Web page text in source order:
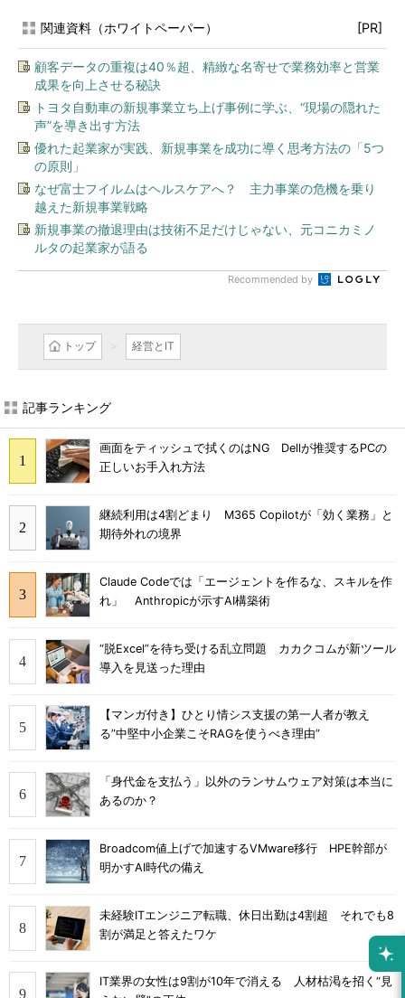
関連資料（ホワイトペーパー） [PR]
顧客データの重複は40％超、精緻な名寄せで業務効率と営業
成果を向上させる秘訣
トヨタ自動車の新規事業立ち上げ事例に学ぶ、“現場の隠れた
声”を導き出す方法
優れた起業家が実践、新規事業を成功に導く思考方法の「5つ
の原則」
なぜ富士フイルムはヘルスケアへ？ 主力事業の危機を乗り
越えた新規事業戦略
新規事業の撤退理由は技術不足だけじゃない、元コニカミノ
ルタの起業家が語る
Recommended by
トップ 経営とIT
記事ランキング
画面をティッシュで拭くのはNG Dellが推奨するPCの
正しいお手入れ方法
継続利用は4割どまり M365 Copilotが「効く業務」と
期待外れの境界
Claude Codeでは「エージェントを作るな、スキルを作
れ」 Anthropicが示すAI構築術
“脱Excel”を待ち受ける乱立問題 カカクコムが新ツール
導入を見送った理由
【マンガ付き】ひとり情シス支援の第一人者が教え
る”中堅中小企業こそRAGを使うべき理由”
「身代金を支払う」以外のランサムウェア対策は本当に
あるのか？
Broadcom値上げで加速するVMware移行 HPE幹部が
明かすAI時代の備え
未経験ITエンジニア転職、休日出勤は4割超 それでも8
割が満足と答えたワケ
IT業界の女性は9割が10年で消える 人材枯渇を招く“見